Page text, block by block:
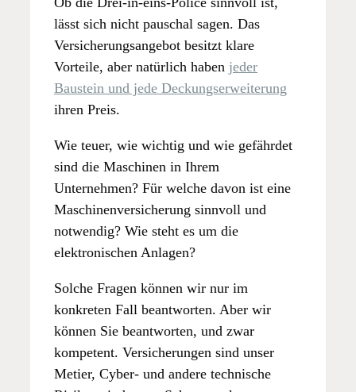
lässt sich nicht pauschal sagen. Das
Versicherungsangebot besitzt klare
Vorteile, aber natürlich haben jeder
Baustein und jede Deckungserweiterung
ihren Preis.
Wie teuer, wie wichtig und wie gefährdet
sind die Maschinen in Ihrem
Unternehmen? Für welche davon ist eine
Maschinenversicherung sinnvoll und
notwendig? Wie steht es um die
elektronischen Anlagen?
Solche Fragen können wir nur im
konkreten Fall beantworten. Aber wir
können Sie beantworten, und zwar
kompetent. Versicherungen sind unser
Metier, Cyber- und andere technische